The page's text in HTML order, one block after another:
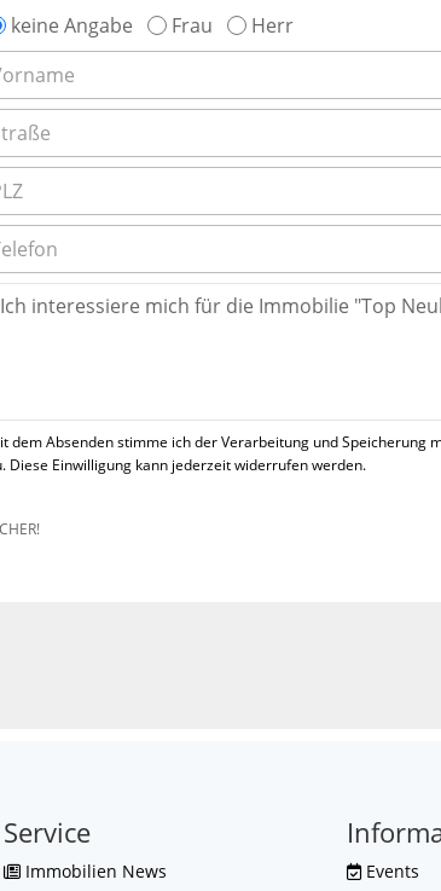
keine Angabe
Frau Herr
dem Absenden stimme ich der Verarbeitung und
Diese Einwilligung kann jederzeit widerrufen werden.
Service
Immobilien News Events